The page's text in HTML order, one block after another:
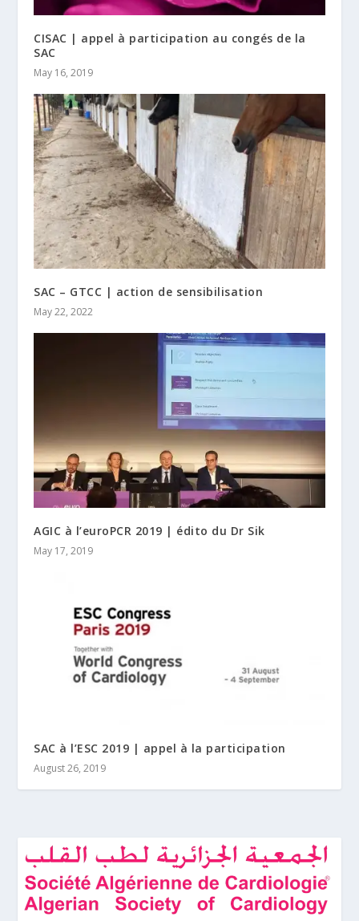
CISAC | appel à participation au congés de la
SAC
May 16, 2019
SAC – GTCC | action de sensibilisation
May 22, 2022
AGIC à l’euroPCR 2019 | édito du Dr Sik
May 17, 2019
SAC à l’ESC 2019 | appel à la participation
August 26, 2019